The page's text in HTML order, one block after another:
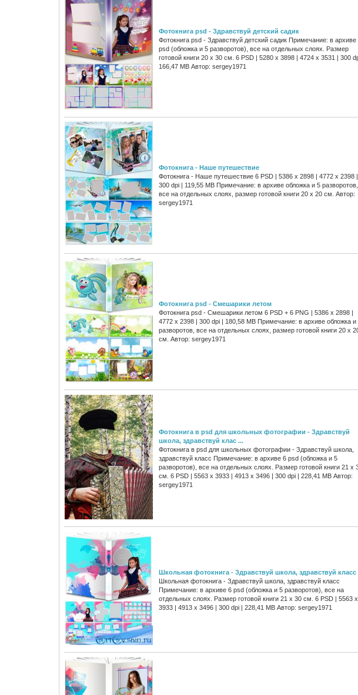
Фотокнига psd - Здравствуй детский садик
Фотокнига psd - Здравствуй детский садик Примечание: в архиве
psd (обложка и 5 разворотов), все на отдельных слоях. Размер
готовой книги 20 x 30 см. 6 PSD | 5280 x 3898 | 4724 x 3531 | 300
166,47 MB Автор: sergey1971
Фотокнига - Наше путешествие
Фотокнига - Наше путешествие 6 PSD | 5386 x 2898 | 4772 x 2398 |
300 dpi | 119,55 MB Примечание: в архиве обложка и 5 разворотов,
все на отдельных слоях, размер готовой книги 20 x 20 см. Автор:
sergey1971
Фотокнига psd - Смешарики летом
Фотокнига psd - Смешарики летом 6 PSD + 6 PNG | 5386 x 2898 |
4772 x 2398 | 300 dpi | 180,58 MB Примечание: в архиве обложка и
разворотов, все на отдельных слоях, размер готовой книги 20 x
см. Автор: sergey1971
Фотокнига в psd для школьных фотографии - Здравствуй
школа, здравствуй клас ...
Фотокнига в psd для школьных фотографии - Здравствуй школа,
здравствуй класс Примечание: в архиве 6 psd (обложка и 5
разворотов), все на отдельных слоях. Размер готовой книги 21 x
см. 6 PSD | 5563 x 3933 | 4913 x 3496 | 300 dpi | 228,41 MB Автор:
sergey1971
Школьная фотокнига - Здравствуй школа, здравствуй класс
Школьная фотокнига - Здравствуй школа, здравствуй класс
Примечание: в архиве 6 psd (обложка и 5 разворотов), все на
отдельных слоях. Размер готовой книги 21 x 30 см. 6 PSD | 5563 x
3933 | 4913 x 3496 | 300 dpi | 228,41 MB Автор: sergey1971